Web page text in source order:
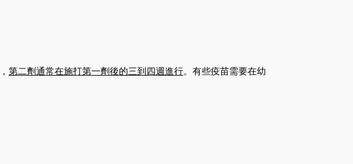
， 第二劑通常在施打第一劑後的三到四週進行。有些疫苗需要在幼